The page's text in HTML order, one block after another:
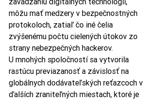
môžu mať medzery v bezpečnostných
protokoloch, zatiaľ čo iné čelia
zvýšenému počtu cielených útokov zo
strany nebezpečných hackerov.
U mnohých spoločností sa vytvorila
rastúcu previazanosť a závislosť na
globálnych dodávateľských reťazcoch v
ďalších zraniteľných miestach, ktoré je